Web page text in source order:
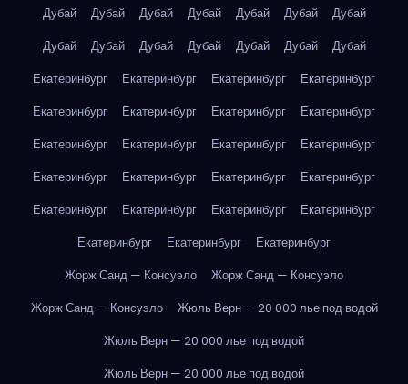
Дубай
Дубай Дубай Дубай Дубай Дубай
Дубай
Дубай
Дубай Дубай Дубай Дубай Дубай
Дубай
Екатеринбург
Екатеринбург Екатеринбург
Екатеринбург
Екатеринбург
Екатеринбург Екатеринбург
Екатеринбург
Екатеринбург
Екатеринбург Екатеринбург
Екатеринбург
Екатеринбург
Екатеринбург Екатеринбург
Екатеринбург
Екатеринбург
Екатеринбург Екатеринбург
Екатеринбург
Екатеринбург
Екатеринбург
Екатеринбург
Жорж Санд — Консуэло
Жорж Санд — Консуэло
Жорж Санд — Консуэло
Жюль Верн — 20 000 лье под водой
Жюль Верн — 20 000 лье под водой
Жюль Верн — 20 000 лье под водой